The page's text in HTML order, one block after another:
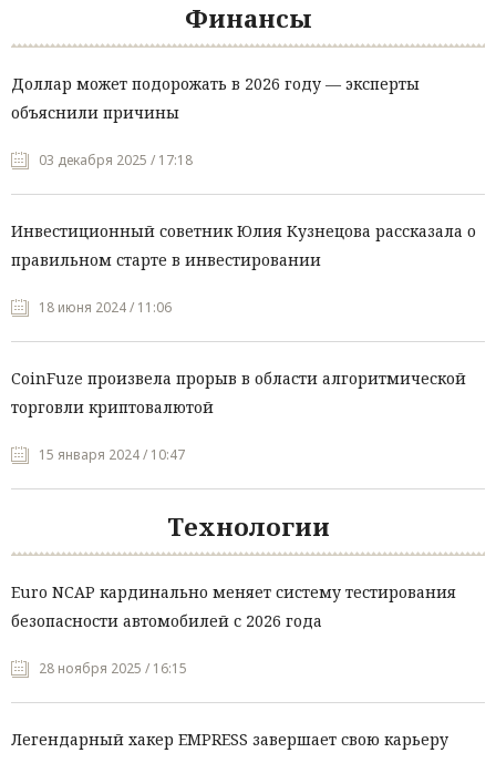
Финансы
Доллар может подорожать в 2026 году — эксперты
объяснили причины
03 декабря 2025 / 17:18
Инвестиционный советник Юлия Кузнецова рассказала о
правильном старте в инвестировании
18 июня 2024 / 11:06
CoinFuze произвела прорыв в области алгоритмической
торговли криптовалютой
15 января 2024 / 10:47
Технологии
Euro NCAP кардинально меняет систему тестирования
безопасности автомобилей с 2026 года
28 ноября 2025 / 16:15
Легендарный хакер EMPRESS завершает свою карьеру